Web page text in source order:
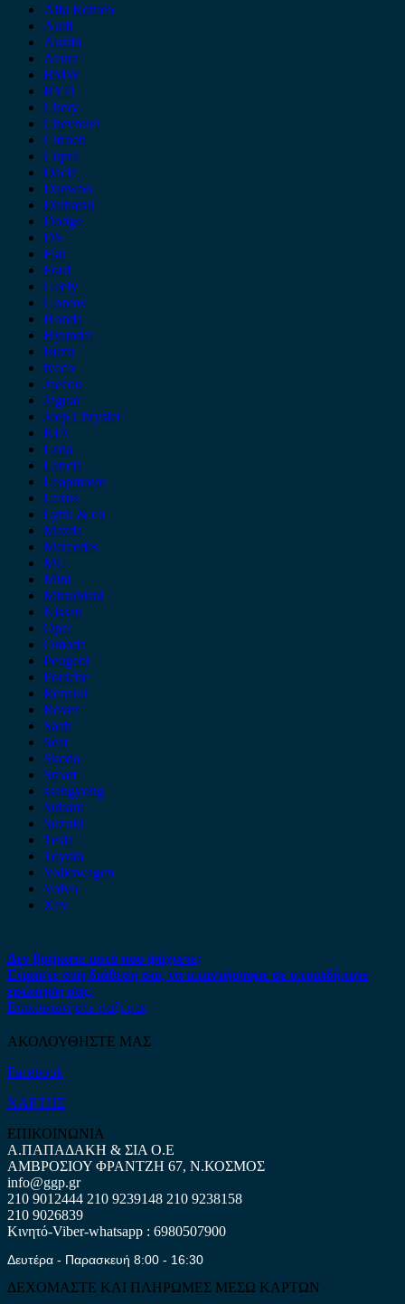
Alfa Romeo
Audi
Austin
Acura
BMW
BYD
Chery
Chevrolet
Citroen
Cupra
Dacia
Daewoo
Daihatsu
Dodge
DS
Fiat
Ford
Geely
Gonow
Honda
Hyundai
Isuzu
iveco
Jaecoo
Jaguar
Jeep Chrysler
KIA
Lada
Lancia
Leapmotor
Lexus
Lynk & co
Mazda
Mercedes
MG
Mini
Mitsubishi
Nissan
Opel
Omoda
Peugeot
Porsche
Renault
Rover
Saab
Seat
Skoda
Smart
ssangyong
Subaru
Suzuki
Tesla
Toyota
Volkswagen
Volvo
Xev
Δεν βρήκατε αυτό που ψάχνετε;
Είμαστε στη διάθεση σας να απαντήσουμε σε οποιαδήποτε
ερώτηση σας.
Επικοινωνήστε μαζί μας
ΑΚΟΛΟΥΘΗΣΤΕ ΜΑΣ
Facebook
ΧΑΡΤΗΣ
ΕΠΙΚΟΙΝΩΝΙΑ
Α.ΠΑΠΑΔΑΚΗ & ΣΙΑ Ο.Ε
ΑΜΒΡΟΣΙΟΥ ΦΡΑΝΤΖΗ 67, Ν.ΚΟΣΜΟΣ
info@ggp.gr
210 9012444 210 9239148 210 9238158
210 9026839
Κινητό-Viber-whatsapp : 6980507900
Δευτέρα - Παρασκευή 8:00 - 16:30
ΔΕΧΟΜΑΣΤΕ ΚΑΙ ΠΛΗΡΩΜΕΣ ΜΕΣΩ ΚΑΡΤΩΝ